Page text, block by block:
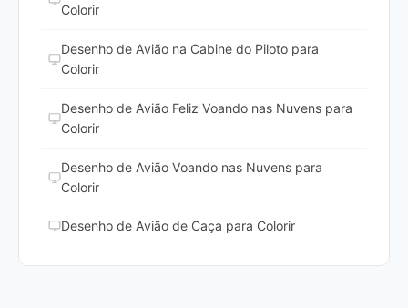
Colorir
Desenho de Avião na Cabine do Piloto para
Colorir
Desenho de Avião Feliz Voando nas Nuvens para
Colorir
Desenho de Avião Voando nas Nuvens para
Colorir
Desenho de Avião de Caça para Colorir